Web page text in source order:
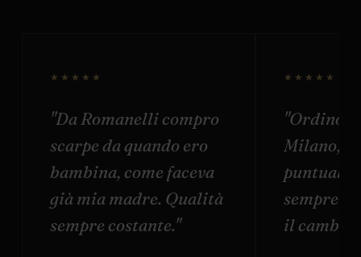
★★★★★
"Da Romanelli compro
scarpe da quando ero
bambina, come faceva
già mia madre. Qualità
sempre costante."
★★★★★
"Ordino
Milano,
puntuale
sempre
il cambio